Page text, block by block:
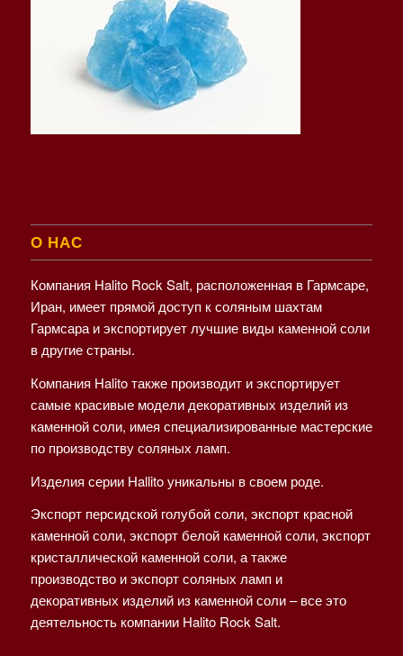
О НАС
Компания Halito Rock Salt, расположенная в Гармсаре,
Иран, имеет прямой доступ к соляным шахтам
Гармсара и экспортирует лучшие виды каменной соли
в другие страны.
Компания Halito также производит и экспортирует
самые красивые модели декоративных изделий из
каменной соли, имея специализированные мастерские
по производству соляных ламп.
Изделия серии Hallito уникальны в своем роде.
Экспорт персидской голубой соли, экспорт красной
каменной соли, экспорт белой каменной соли, экспорт
кристаллической каменной соли, а также
производство и экспорт соляных ламп и
декоративных изделий из каменной соли – все это
деятельность компании Halito Rock Salt.